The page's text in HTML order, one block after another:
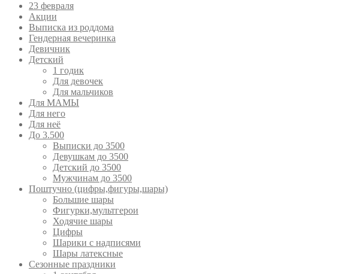
23 февраля
Акции
Выписка из роддома
Гендерная вечеринка
Девичник
Детский
1 годик
Для девочек
Для мальчиков
Для МАМЫ
Для него
Для неё
До 3.500
Выписки до 3500
Девушкам до 3500
Детский до 3500
Мужчинам до 3500
Поштучно (цифры,фигуры,шары)
Большие шары
Фигурки,мультгерои
Ходячие шары
Цифры
Шарики с надписями
Шары латексные
Сезонные праздники